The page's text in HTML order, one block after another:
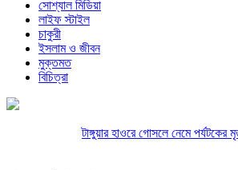
সোশ্যাল মিডিয়া
লাইফ স্টাইল
চাকুরী
ইসলাম ও জীবন
মুক্তমত
বিচিত্রা
টাঙ্গুয়ার হাওরে গোসলে নেমে পর্যটকের মৃত্যু